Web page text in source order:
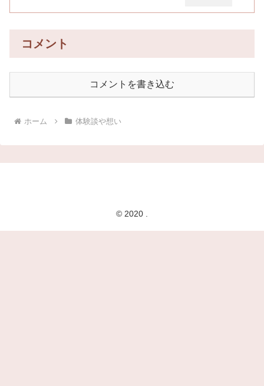
コメント
コメントを書き込む
ホーム 体験談や想い
© 2020 .